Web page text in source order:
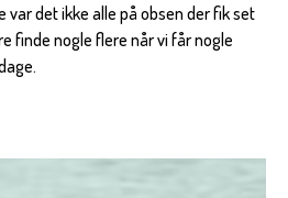
det ikke alle på obsen der fik set
finde nogle flere når vi får nogle